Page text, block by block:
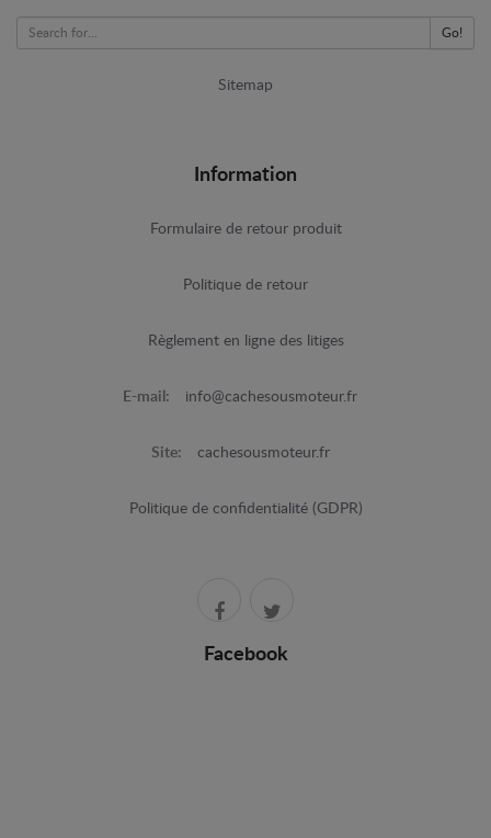
Go!
Sitemap
Information
Formulaire de retour produit
Politique de retour
Règlement en ligne des litiges
E-mail: info@cachesousmoteur.fr
Site: cachesousmoteur.fr
Politique de confidentialité (GDPR)
Facebook